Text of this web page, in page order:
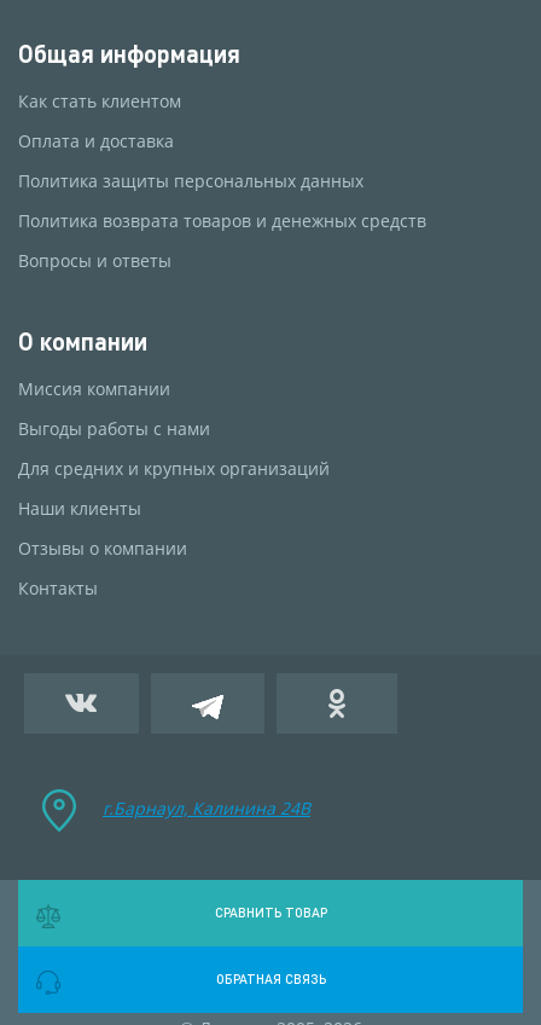
Общая информация
Как стать клиентом
Оплата и доставка
Политика защиты персональных данных
Политика возврата товаров и денежных средств
Вопросы и ответы
О компании
Миссия компании
Выгоды работы с нами
Для средних и крупных организаций
Наши клиенты
Отзывы о компании
Контакты
г.Барнаул, Калинина 24B
СРАВНИТЬ ТОВАР
ОБРАТНАЯ СВЯЗЬ